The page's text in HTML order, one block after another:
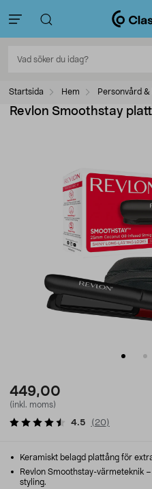
Startsida Hem Personvård &
Revlon Smoothstay
449,00
(inkl. moms)
4.5 ( 20)
Keramiskt belagd plattång för
Revlon Smoothstay-värmeteknik
styling.